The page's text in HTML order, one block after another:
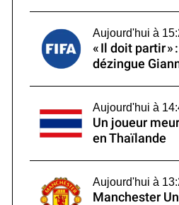
Aujourd'hui à
« Il doit partir »
dézingue
Aujourd'hui à
Un joueur
en Thaïlande
Aujourd'hui à
Manchester